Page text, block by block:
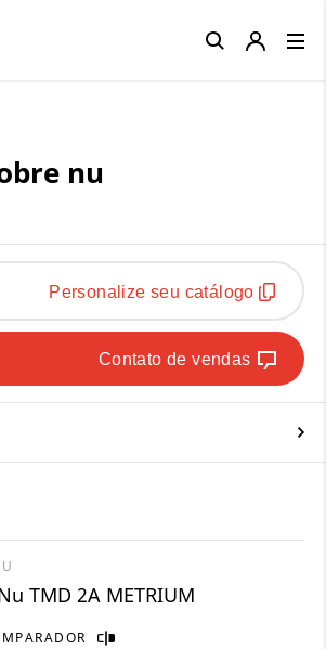
nu
Personalize seu catálogo
Contato de vendas
TMD 2A METRIUM
Close